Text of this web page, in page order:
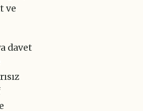
ve
davet